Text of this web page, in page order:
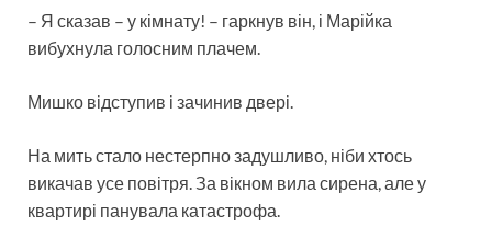
– Я сказав – у кімнату! – гаркнув він, і Марійка
вибухнула голосним плачем.
Мишко відступив і зачинив двері.
На мить стало нестерпно задушливо, ніби хтось
викачав усе повітря. За вікном вила сирена, але у
квартирі панувала катастрофа.